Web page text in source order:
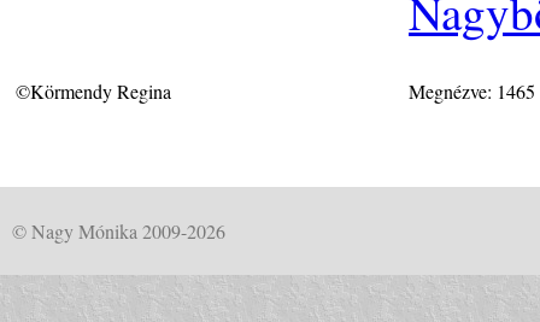
©Körmendy Regina Megnézve:
© Nagy Mónika 2009-2026